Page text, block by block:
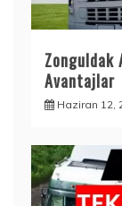
Zonguldak
Avantajlar
Haziran 12,